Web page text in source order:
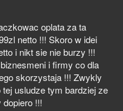
oplata za ta
netto !!! Skoro w idei
i nikt sie nie burzy !!!
i firmy co dla
skorzystaja !!! Zwykly
usludze tym bardziej ze
!!!